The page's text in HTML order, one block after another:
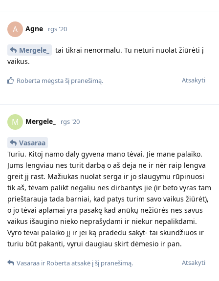
A Agne rgs '20
Mergele_
tai tikrai nenormalu. Tu neturi nuolat žiūrėti į
vaikus.
Atsakyti
Roberta mėgsta šį pranešimą.
M Mergele_ rgs '20
Vasaraa
Turiu. Kitoj namo daly gyvena mano tėvai. Jie mane palaiko.
Jums lengviau nes turit darbą o aš deja ne ir nėr raip lengva
greit jį rast. Mažiukas nuolat serga ir jo slaugymu rūpinuosi
tik aš, tėvam palikt negaliu nes dirbantys jie (ir beto vyras tam
prieštarauja tada barniai, kad patys turim savo vaikus žiūrėt),
o jo tėvai aplamai yra pasakę kad anūkų nežiūrės nes savus
vaikus išaugino nieko neprašydami ir niekur nepalikdami.
Vyro tėvai palaiko jį ir jei ką pradedu sakyt- tai skundžiuos ir
turiu būt pakanti, vyrui daugiau skirt dėmesio ir pan.
Atsakyti
Vasaraa ir Robertaatsakė į šį pranešimą.